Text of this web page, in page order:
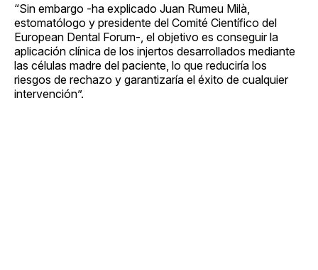
“Sin embargo -ha explicado Juan Rumeu Milà,
estomatólogo y presidente del Comité Científico del
European Dental Forum-, el objetivo es conseguir la
aplicación clínica de los injertos desarrollados mediante
las células madre del paciente, lo que reduciría los
riesgos de rechazo y garantizaría el éxito de cualquier
intervención”.